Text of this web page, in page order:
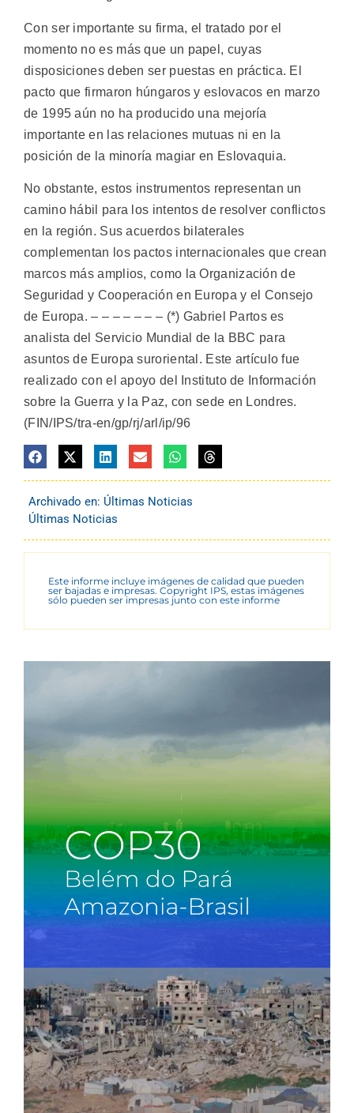
Con ser importante su firma, el tratado por el
momento no es más que un papel, cuyas
disposiciones deben ser puestas en práctica. El
pacto que firmaron húngaros y eslovacos en marzo
de 1995 aún no ha producido una mejoría
importante en las relaciones mutuas ni en la
posición de la minoría magiar en Eslovaquia.
No obstante, estos instrumentos representan un
camino hábil para los intentos de resolver conflictos
en la región. Sus acuerdos bilaterales
complementan los pactos internacionales que crean
marcos más amplios, como la Organización de
Seguridad y Cooperación en Europa y el Consejo
de Europa. – – – – – – – (*) Gabriel Partos es
analista del Servicio Mundial de la BBC para
asuntos de Europa suroriental. Este artículo fue
realizado con el apoyo del Instituto de Información
sobre la Guerra y la Paz, con sede en Londres.
(FIN/IPS/tra-en/gp/rj/arl/ip/96
Archivado en: Últimas Noticias
Últimas Noticias
Este informe incluye imágenes de calidad que pueden
ser bajadas e impresas. Copyright IPS, estas imágenes
sólo pueden ser impresas junto con este informe